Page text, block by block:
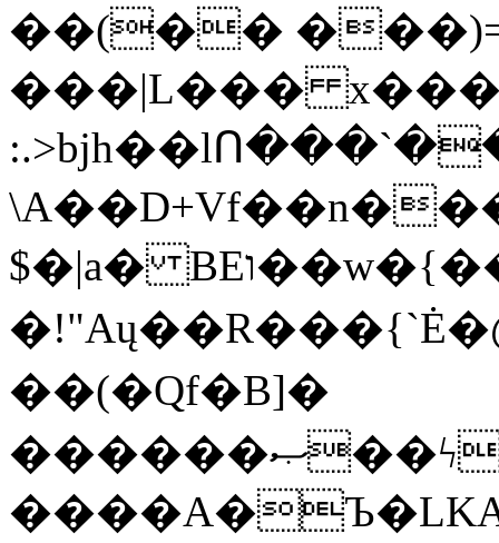
��(��
���|L���
$�|a� BEו��w�{���;���q�X��d%�������W� hU�(�1�Ū}9�S�F<��i�L3�;�
��(�Qf�B]�
������ޞ��ϟak��r��_39$�8�p���7�2�yIZ�R��x��/